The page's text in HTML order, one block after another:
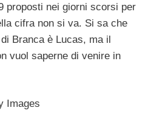
proposti nei giorni scorsi per
cifra non si va. Si sa che
Branca è Lucas, ma il
vuol saperne di venire in
Images